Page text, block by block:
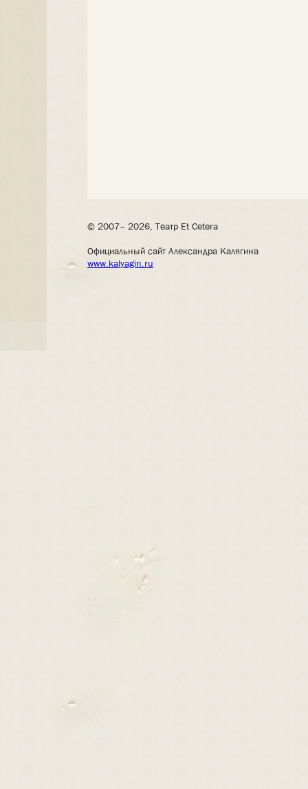
© 2007– 2026, Театр Et Cetera
Официальный сайт Александра Калягина
www.kalyagin.ru